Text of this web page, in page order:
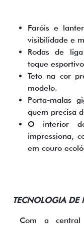
Faróis e
visibilidade e
Rodas de
toque
Teto na cor
modelo.
Porta-malas
quem precisa
O interior
impressiona,
em couro
TECNOLOGIA DE
Com a